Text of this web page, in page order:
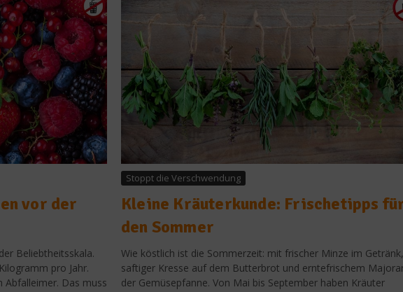
vor der
Beliebtheitsskala.
pro Jahr.
Abfalleimer. Das muss
Stoppt die Verschwendung
Kleine Kräuterkunde: Frischetipps
den Sommer
Wie köstlich ist die Sommerzeit: mit frischer Minze im Getränk,
saftiger Kresse auf dem Butterbrot und erntefrischem
der Gemüsepfanne. Von Mai bis September haben Kräuter